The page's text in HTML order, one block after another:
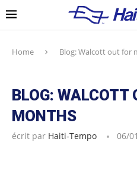
Home Blog: Walcott out for
BLOG: WALCOTT
MONTHS
écrit par Haiti-Tempo 06/